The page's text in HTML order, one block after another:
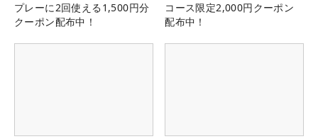
プレーに2回使える1,500円分
クーポン配布中！
コース限定2,000円クーポン
配布中！